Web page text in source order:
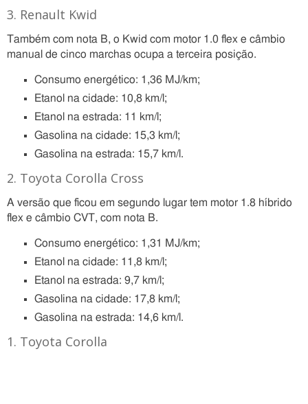
3. Renault Kwid
Também com nota B, o Kwid com motor 1.0 flex e câmbio
manual de cinco marchas ocupa a terceira posição.
Consumo energético: 1,36 MJ/km;
Etanol na cidade: 10,8 km/l;
Etanol na estrada: 11 km/l;
Gasolina na cidade: 15,3 km/l;
Gasolina na estrada: 15,7 km/l.
2. Toyota Corolla Cross
A versão que ficou em segundo lugar tem motor 1.8 híbrido
flex e câmbio CVT, com nota B.
Consumo energético: 1,31 MJ/km;
Etanol na cidade: 11,8 km/l;
Etanol na estrada: 9,7 km/l;
Gasolina na cidade: 17,8 km/l;
Gasolina na estrada: 14,6 km/l.
1. Toyota Corolla